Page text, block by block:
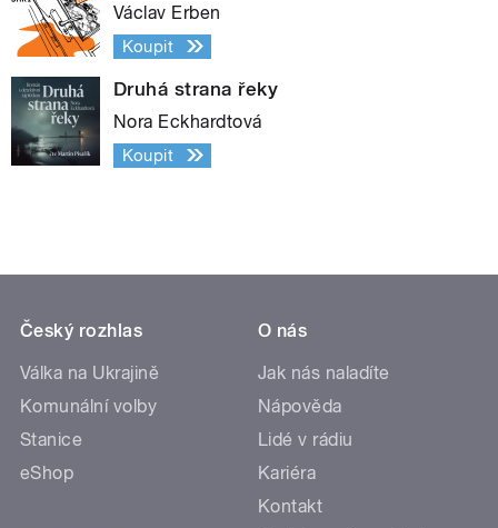
Václav Erben
Koupit
Druhá strana řeky
Nora Eckhardtová
Koupit
Český rozhlas
Válka na Ukrajině
Komunální volby
Stanice
eShop
O nás
Jak nás naladíte
Nápověda
Lidé v rádiu
Kariéra
Kontakt